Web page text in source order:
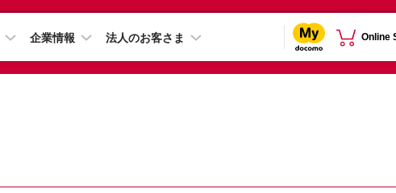
企業情報 法人のお客さま Online